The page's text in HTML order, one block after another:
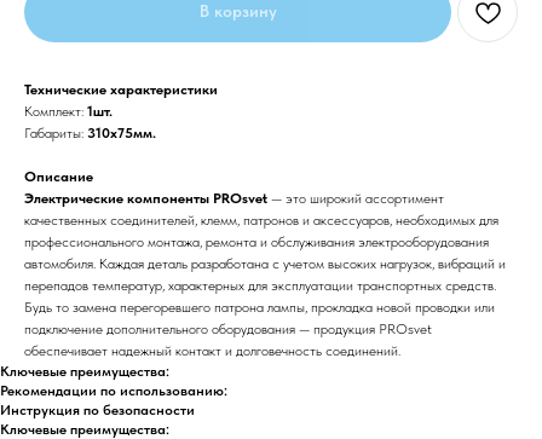
В корзину
Технические характеристики
Комплект: 1шт.
Габариты: 310x75мм.
Описание
Электрические компоненты PROsvet — это широкий ассортимент
качественных соединителей, клемм, патронов и аксессуаров, необходимых для
профессионального монтажа, ремонта и обслуживания электрооборудования
автомобиля. Каждая деталь разработана с учетом высоких нагрузок, вибраций и
перепадов температур, характерных для эксплуатации транспортных средств.
Будь то замена перегоревшего патрона лампы, прокладка новой проводки или
подключение дополнительного оборудования — продукция PROsvet
обеспечивает надежный контакт и долговечность соединений.
Ключевые преимущества:
Рекомендации по использованию:
Инструкция по безопасности
Ключевые преимущества: